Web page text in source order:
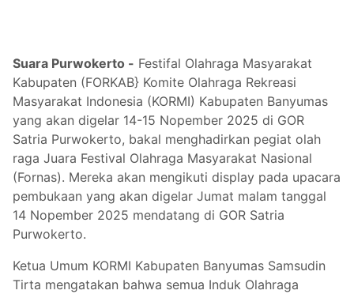
Suara Purwokerto - Festifal Olahraga Masyarakat
Kabupaten (FORKAB} Komite Olahraga Rekreasi
Masyarakat Indonesia (KORMI) Kabupaten Banyumas
yang akan digelar 14-15 Nopember 2025 di GOR
Satria Purwokerto, bakal menghadirkan pegiat olah
raga Juara Festival Olahraga Masyarakat Nasional
(Fornas). Mereka akan mengikuti display pada upacara
pembukaan yang akan digelar Jumat malam tanggal
14 Nopember 2025 mendatang di GOR Satria
Purwokerto.
Ketua Umum KORMI Kabupaten Banyumas Samsudin
Tirta mengatakan bahwa semua Induk Olahraga